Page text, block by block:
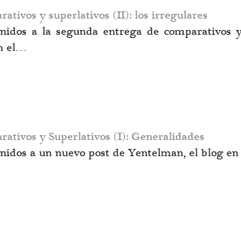
y superlativos (II): los irregulares
a la segunda entrega de comparativos
el…
y Superlativos (I): Generalidades
a un nuevo post de Yentelman, el blog